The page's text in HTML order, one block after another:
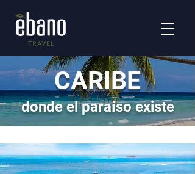
CARIBE
donde el paraíso existe